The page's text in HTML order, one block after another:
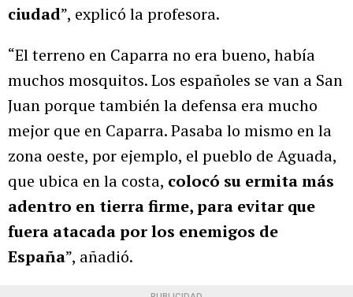
ciudad”, explicó la profesora.
“El terreno en Caparra no era bueno, había
muchos mosquitos. Los españoles se van a San
Juan porque también la defensa era mucho
mejor que en Caparra. Pasaba lo mismo en la
zona oeste, por ejemplo, el pueblo de Aguada,
que ubica en la costa, colocó su ermita más
adentro en tierra firme, para evitar que
fuera atacada por los enemigos de
España”, añadió.